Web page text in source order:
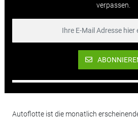
verpassen.
Autoflotte ist die monatlich